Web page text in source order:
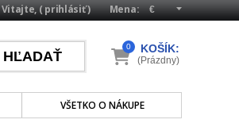
Mena:
Vitajte, (prihlásiť)
VŠETKO O NÁKUPE
KOŠÍK:
0
(Prázdny)